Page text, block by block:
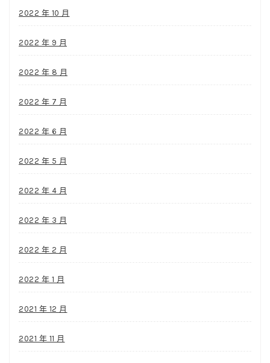
2022 年 10 月
2022 年 9 月
2022 年 8 月
2022 年 7 月
2022 年 6 月
2022 年 5 月
2022 年 4 月
2022 年 3 月
2022 年 2 月
2022 年 1 月
2021 年 12 月
2021 年 11 月